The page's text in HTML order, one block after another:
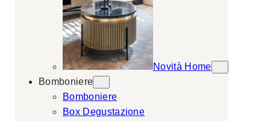
Novità Home
Bomboniere
Bomboniere
Box Degustazione